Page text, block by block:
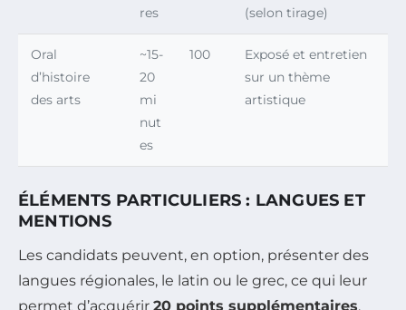
res
(selon tirage)
Oral
d’histoire
des arts
~15-
20
mi
nut
es
100
Exposé et entretien
sur un thème
artistique
ÉLÉMENTS PARTICULIERS : LANGUES ET
MENTIONS
Les candidats peuvent, en option, présenter des
langues régionales, le latin ou le grec, ce qui leur
permet d’acquérir 20 points supplémentaires.